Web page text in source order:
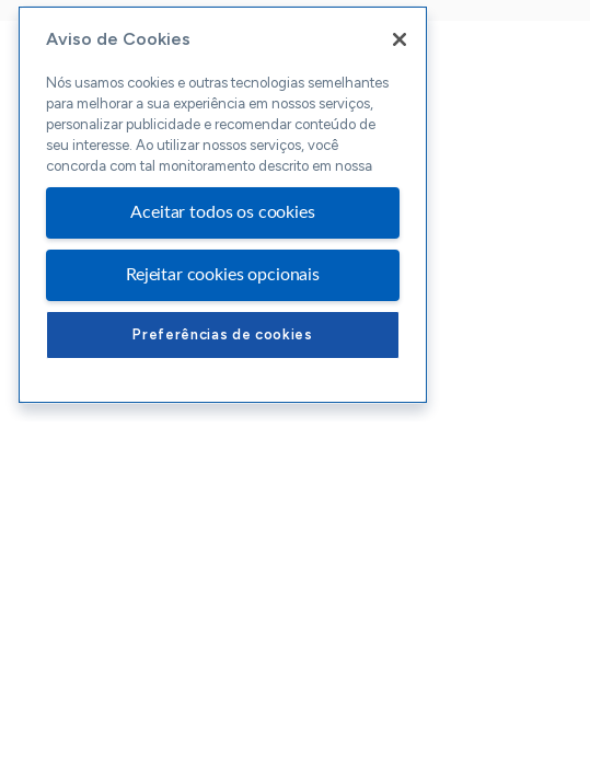
Aviso de Cookies
Nós usamos cookies e outras tecnologias semelhantes
para melhorar a sua experiência em nossos serviços,
personalizar publicidade e recomendar conteúdo de
seu interesse. Ao utilizar nossos serviços, você
concorda com tal monitoramento descrito em nossa
Aceitar todos os cookies
Rejeitar cookies opcionais
Preferências de cookies